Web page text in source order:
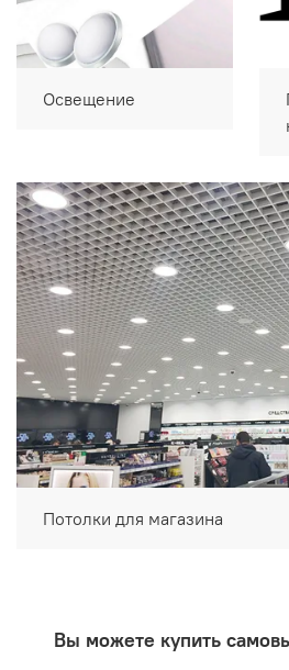
Освещение
Потолки для магазина
Вы можете купить